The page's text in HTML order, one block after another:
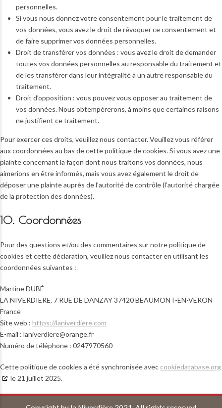
personnelles.
Si vous nous donnez votre consentement pour le traitement de
vos données, vous avez le droit de révoquer ce consentement et
de faire supprimer vos données personnelles.
Droit de transférer vos données : vous avez le droit de demander
toutes vos données personnelles au responsable du traitement et
de les transférer dans leur intégralité à un autre responsable du
traitement.
Droit d’opposition : vous pouvez vous opposer au traitement de
vos données. Nous obtempérerons, à moins que certaines raisons
ne justifient ce traitement.
Pour exercer ces droits, veuillez nous contacter. Veuillez vous référer
aux coordonnées au bas de cette politique de cookies. Si vous avez une
plainte concernant la façon dont nous traitons vos données, nous
aimerions en être informés, mais vous avez également le droit de
déposer une plainte auprès de l’autorité de contrôle (l’autorité chargée
de la protection des données).
10. Coordonnées
Pour des questions et/ou des commentaires sur notre politique de
cookies et cette déclaration, veuillez nous contacter en utilisant les
coordonnées suivantes :
Martine DUBÉ
LA NIVERDIERE, 7 RUE DE DANZAY 37420 BEAUMONT-EN-VERON
France
Site web : https://laniverdiere.com
E-mail : laniverdiere@orange.fr
Numéro de téléphone : 0247970560
Cette politique de cookies a été synchronisée avec cookiedatabase.org
le 21 juillet 2025.